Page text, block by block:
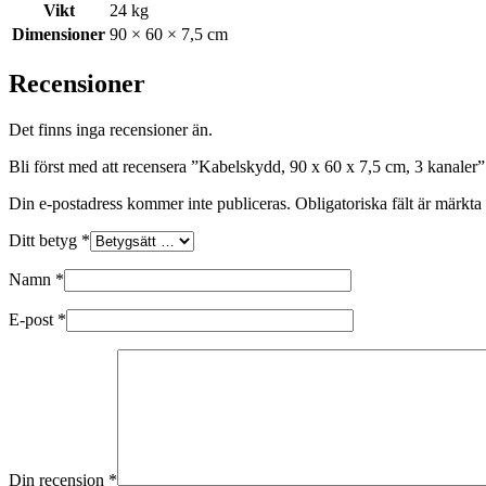
Vikt
24 kg
Dimensioner 90 × 60 × 7,5 cm
Recensioner
Det finns inga recensioner än.
Bli först med att recensera ”Kabelskydd, 90 x 60 x 7,5 cm, 3 kanaler”
Din e-postadress kommer inte publiceras. Obligatoriska fält är märkta
Ditt betyg *
Namn *
E-post *
Din recension *